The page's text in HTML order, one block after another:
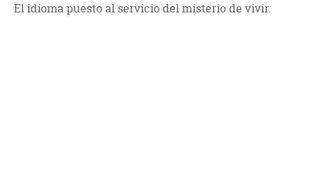
El idioma puesto al servicio del misterio de vivir.